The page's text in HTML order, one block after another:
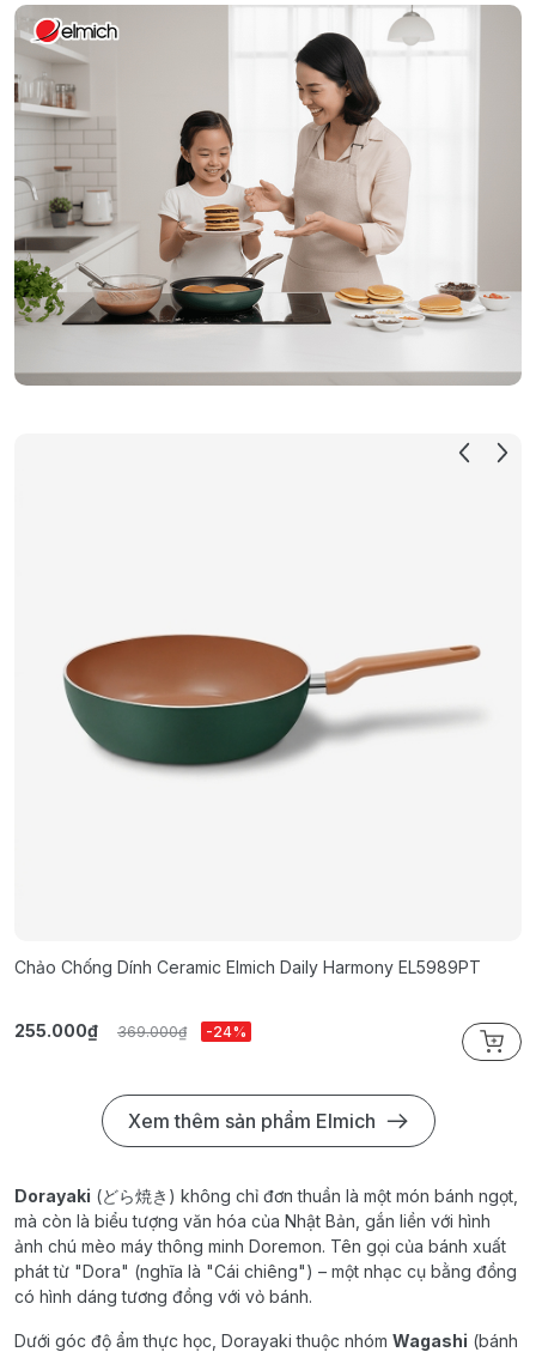
Chảo Chống Dính Ceramic Elmich Daily Harmony EL5989PT
255.000₫ 369.000₫ -24%
Xem thêm sản phẩm Elmich
Dorayaki (どら焼き) không chỉ đơn thuần là một món bánh ngọt,
mà còn là biểu tượng văn hóa của Nhật Bản, gắn liền với hình
ảnh chú mèo máy thông minh Doremon. Tên gọi của bánh xuất
phát từ "Dora" (nghĩa là "Cái chiêng") – một nhạc cụ bằng đồng
có hình dáng tương đồng với vỏ bánh.
Dưới góc độ ẩm thực học, Dorayaki thuộc nhóm Wagashi (bánh